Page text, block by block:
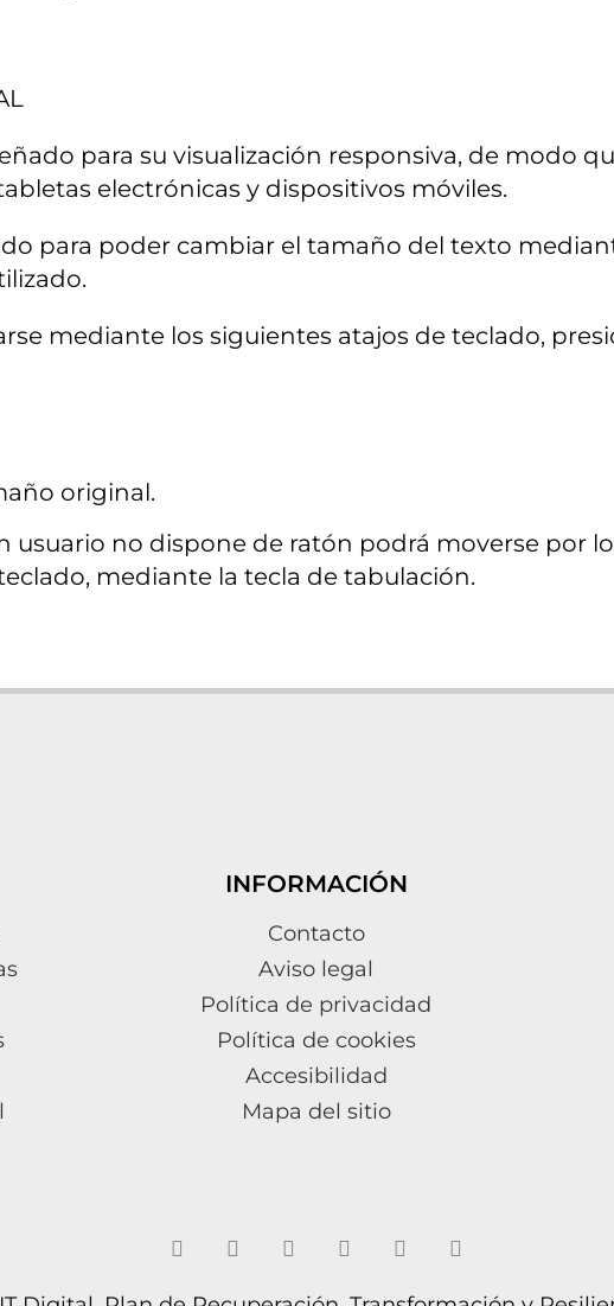
para su visualización responsiva, de modo
electrónicas y dispositivos móviles.
para poder cambiar el tamaño del texto
mediante los siguientes atajos de teclado,
original.
usuario no dispone de ratón podrá moverse por
mediante la tecla de tabulación.
INFORMACIÓN
Contacto
Aviso legal
Política de privacidad
Política de cookies
Accesibilidad
Mapa del sitio